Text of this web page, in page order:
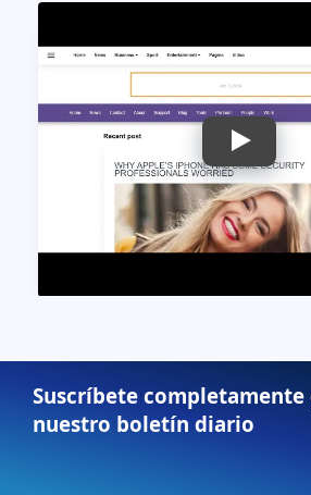
Suscríbete completamente
nuestro boletín diario